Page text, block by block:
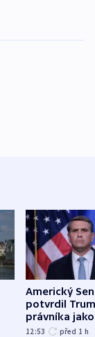
Americký
potvrdil
právníka jako
ministra
12:53 před 1 h